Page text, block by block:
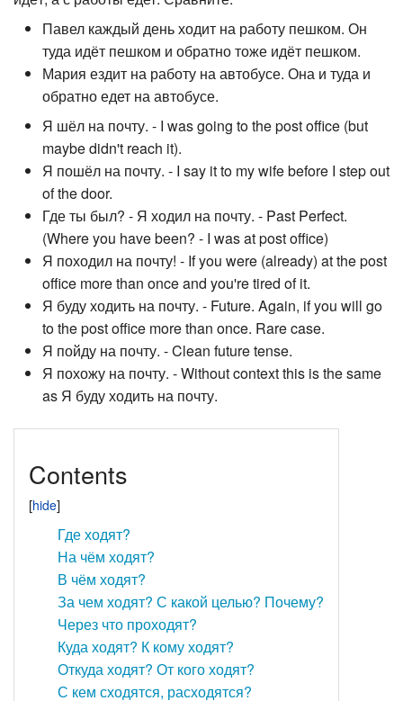
Павел каждый день ходит на работу пешком. Он
туда идёт пешком и обратно тоже идёт пешком.
Мария ездит на работу на автобусе. Она и туда и
обратно едет на автобусе.
Я шёл на почту. - I was going to the post office (but
maybe didn't reach it).
Я пошёл на почту. - I say it to my wife before I step out
of the door.
Где ты был? - Я ходил на почту. - Past Perfect.
(Where you have been? - I was at post office)
Я походил на почту! - If you were (already) at the post
office more than once and you're tired of it.
Я буду ходить на почту. - Future. Again, if you will go
to the post office more than once. Rare case.
Я пойду на почту. - Clean future tense.
Я похожу на почту. - Without context this is the same
as Я буду ходить на почту.
Contents
Где ходят?
На чём ходят?
В чём ходят?
За чем ходят? С какой целью? Почему?
Через что проходят?
Куда ходят? К кому ходят?
Откуда ходят? От кого ходят?
С кем сходятся, расходятся?